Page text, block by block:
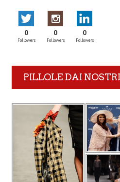
0
Followers
0
Followers
0
Followers
PILLOLE DAI